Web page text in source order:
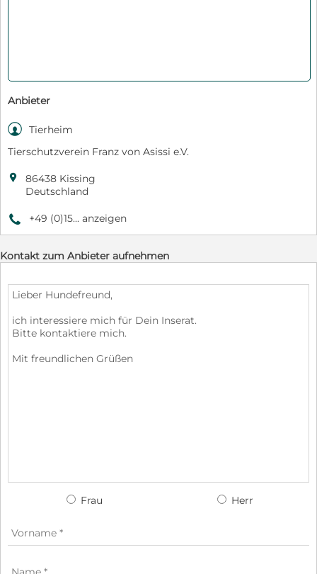
Anbieter
 Tierheim
Tierschutzverein Franz von Asissi e.V.

86438 Kissing
Deutschland
9 +49 (0)15... anzeigen
Kontakt zum Anbieter aufnehmen
Frau Herr